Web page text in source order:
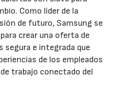
Como líder de la
de futuro, Samsung se
crear una oferta de
segura e integrada que
de los empleados
trabajo conectado del